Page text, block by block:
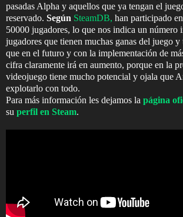
pasadas Alpha y aquellos que ya tengan el
reservado. Según SteamDB, han participado
50000 jugadores, lo que nos indica un número
jugadores que tienen muchas ganas del juego y
que en el futuro y con la implementación de
cifra claramente irá en aumento, porque en la
videojuego tiene mucho potencial y ojala que
explotarlo con todo.
Para más información les dejamos la página
su perfil en Steam.